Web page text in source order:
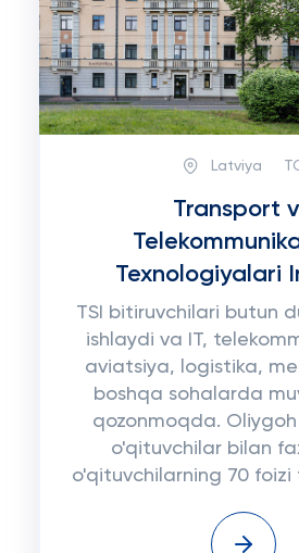
Latviya
Transport
Texnologiyalari
TSI bitiruvchilari butun
ishlaydi va IT,
aviatsiya, logistika,
boshqa sohalarda
qozonmoqda.
o'qituvchilar bilan
o'qituvchilarning 70 foizi